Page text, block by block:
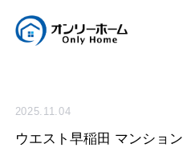
2025.11.04
ウエスト早稲田 マンション